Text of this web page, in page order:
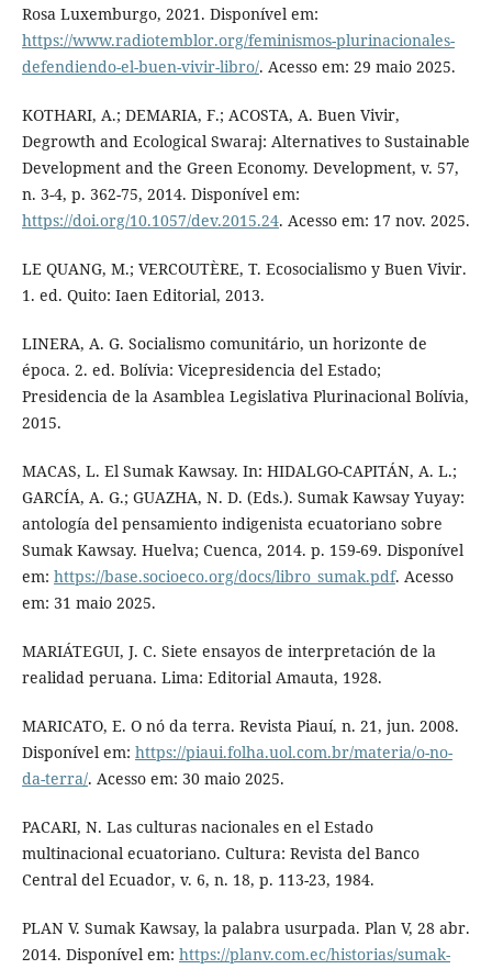
Rosa Luxemburgo, 2021. Disponível em:
https://www.radiotemblor.org/feminismos-plurinacionales-
defendiendo-el-buen-vivir-libro/. Acesso em: 29 maio 2025.
KOTHARI, A.; DEMARIA, F.; ACOSTA, A. Buen Vivir,
Degrowth and Ecological Swaraj: Alternatives to Sustainable
Development and the Green Economy. Development, v. 57,
n. 3-4, p. 362-75, 2014. Disponível em:
https://doi.org/10.1057/dev.2015.24. Acesso em: 17 nov. 2025.
LE QUANG, M.; VERCOUTÈRE, T. Ecosocialismo y Buen Vivir.
1. ed. Quito: Iaen Editorial, 2013.
LINERA, A. G. Socialismo comunitário, un horizonte de
época. 2. ed. Bolívia: Vicepresidencia del Estado;
Presidencia de la Asamblea Legislativa Plurinacional Bolívia,
2015.
MACAS, L. El Sumak Kawsay. In: HIDALGO-CAPITÁN, A. L.;
GARCÍA, A. G.; GUAZHA, N. D. (Eds.). Sumak Kawsay Yuyay:
antología del pensamiento indigenista ecuatoriano sobre
Sumak Kawsay. Huelva; Cuenca, 2014. p. 159-69. Disponível
em: https://base.socioeco.org/docs/libro_sumak.pdf. Acesso
em: 31 maio 2025.
MARIÁTEGUI, J. C. Siete ensayos de interpretación de la
realidad peruana. Lima: Editorial Amauta, 1928.
MARICATO, E. O nó da terra. Revista Piauí, n. 21, jun. 2008.
Disponível em: https://piaui.folha.uol.com.br/materia/o-no-
da-terra/. Acesso em: 30 maio 2025.
PACARI, N. Las culturas nacionales en el Estado
multinacional ecuatoriano. Cultura: Revista del Banco
Central del Ecuador, v. 6, n. 18, p. 113-23, 1984.
PLAN V. Sumak Kawsay, la palabra usurpada. Plan V, 28 abr.
2014. Disponível em: https://planv.com.ec/historias/sumak-